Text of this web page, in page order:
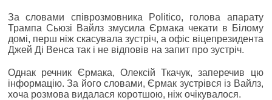
За словами співрозмовника Politico, голова апарату
Трампа Сьюзі Вайлз змусила Єрмака чекати в Білому
домі, перш ніж скасувала зустріч, а офіс віцепрезидента
Джей Ді Венса так і не відповів на запит про зустріч.
Однак речник Єрмака, Олексій Ткачук, заперечив цю
інформацію. За його словами, Єрмак зустрівся із Вайлз,
хоча розмова видалася коротшою, ніж очікувалося.